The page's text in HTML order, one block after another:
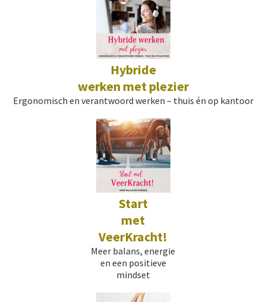
Hybride
werken met plezier
Ergonomisch en verantwoord werken – thuis én op kantoor
Start
met
VeerKracht!
Meer balans, energie
en een positieve
mindset